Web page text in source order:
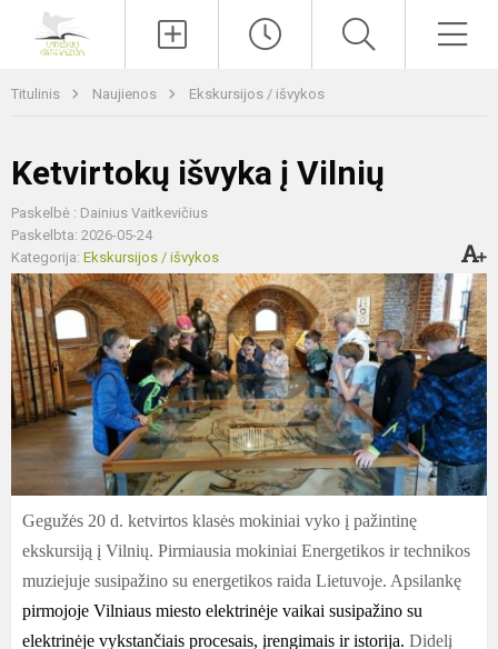
Titulinis Naujienos Ekskursijos / išvykos
Ketvirtokų išvyka į Vilnių
Paskelbė : Dainius Vaitkevičius
Paskelbta: 2026-05-24
Kategorija: Ekskursijos / išvykos
Gegužės 20 d. ketvirtos klasės mokiniai vyko į pažintinę
ekskursiją į Vilnių. Pirmiausia mokiniai Energetikos ir technikos
muziejuje susipažino su energetikos raida Lietuvoje. Apsilankę
pirmojoje Vilniaus miesto elektrinėje vaikai susipažino su
elektrinėje vykstančiais procesais, įrengimais ir istorija. Didelį